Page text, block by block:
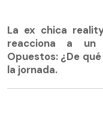
La ex chica
reacciona a un
Opuestos: ¿De
la jornada.